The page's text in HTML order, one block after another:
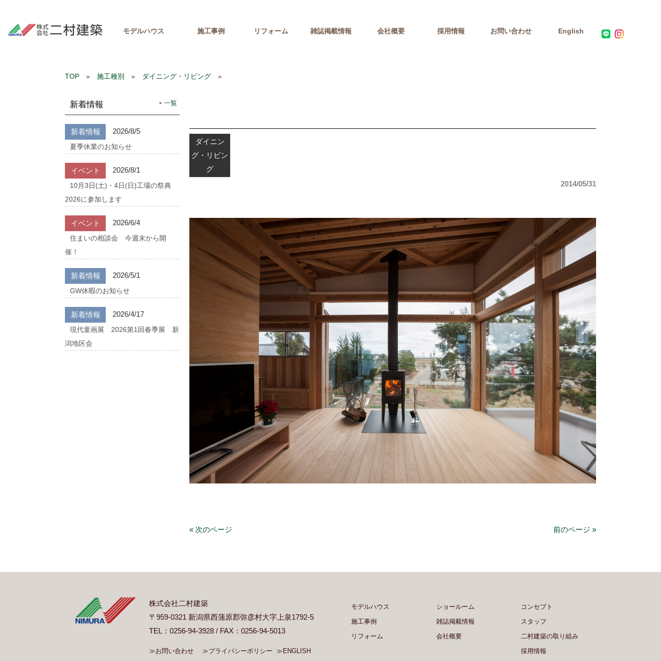
モデルハウス 施工事例 リフォーム 雑誌掲載情報 会社概要 採用情報 お問い合わせ English
TOP » 施工種別 » ダイニング・リビング »
ダイニン
グ・リビン
グ
2014/05/31
« 次のページ 前のページ »
新着情報 一覧
新着情報 2026/8/5
夏季休業のお知らせ
イベント 2026/8/1
10月3日(土)・4日(日)工場の祭典
2026に参加します
イベント 2026/6/4
住まいの相談会 今週末から開
催！
新着情報 2026/5/1
GW休暇のお知らせ
新着情報 2026/4/17
現代童画展 2026第1回春季展 新
潟地区会
株式会社二村建築
〒959-0321 新潟県西蒲原郡弥彦村大字上泉1792-5
TEL：0256-94-3928 / FAX：0256-94-5013
≫お問い合わせ ≫プライバシーポリシー ≫ENGLISH
モデルハウス
施工事例
リフォーム
ショールーム
雑誌掲載情報
会社概要
コンセプト
スタッフ
二村建築の取り組み
採用情報